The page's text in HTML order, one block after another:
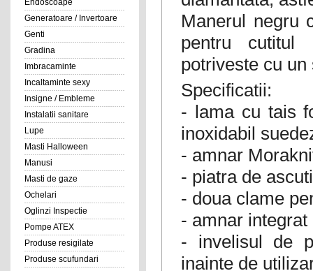
Endoscoape
Generatoare / Invertoare
Genti
Gradina
Imbracaminte
Incaltaminte sexy
Insigne / Embleme
Instalatii sanitare
Lupe
Masti Halloween
Manusi
Masti de gaze
Ochelari
Oglinzi Inspectie
Pompe ATEX
Produse resigilate
Produse scufundari
Manerul negru
pentru cutitul
potriveste cu
Specificatii:
- lama cu tais
inoxidabil
- amnar
- piatra de
- doua clame
- amnar integrat
- invelisul de
inainte de